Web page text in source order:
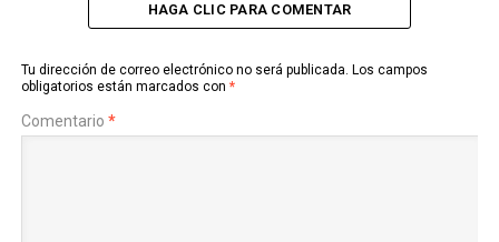
HAGA CLIC PARA COMENTAR
Tu dirección de correo electrónico no será publicada. Los campos
obligatorios están marcados con *
Comentario *